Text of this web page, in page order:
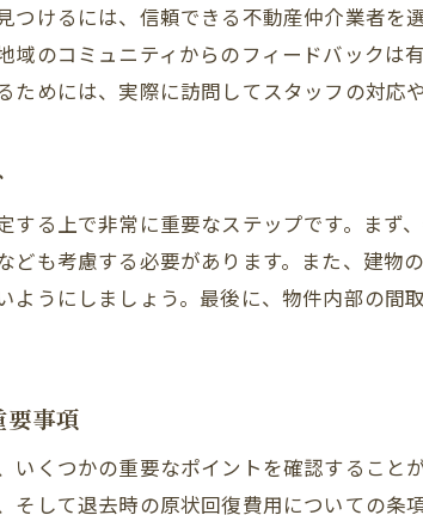
希望条件の整理方法
不動産仲介業者との
練馬区の不動産求人につ
つけるには、信頼できる不動産仲介業者
域のコミュニティからのフィードバック
ためには、実際に訪問してスタッフの対応
する上で非常に重要なステップです。ま
ども考慮する必要があります。また、建
ようにしましょう。最後に、物件内部の
事項
いくつかの重要なポイントを確認するこ
そして退去時の原状回復費用についての